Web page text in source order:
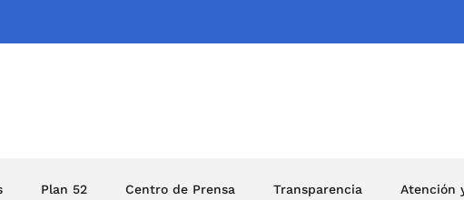
Plan 52 Centro de Prensa Transparencia Atención